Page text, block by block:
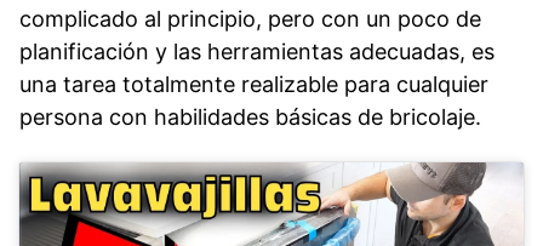
complicado al principio, pero con un poco de
planificación y las herramientas adecuadas, es
una tarea totalmente realizable para cualquier
persona con habilidades básicas de bricolaje.